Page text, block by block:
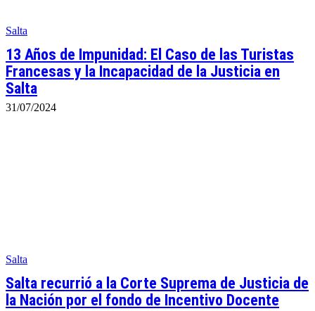
Salta
13 Años de Impunidad: El Caso de las Turistas
Francesas y la Incapacidad de la Justicia en
Salta
31/07/2024
Salta
Salta recurrió a la Corte Suprema de Justicia de
la Nación por el fondo de Incentivo Docente